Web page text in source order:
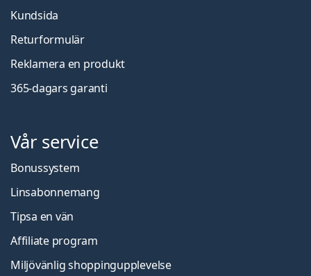
Kundsida
Returformulär
Reklamera en produkt
365-dagars garanti
Vår service
Bonussystem
Linsabonnemang
Tipsa en vän
Affiliate program
Miljövänlig shoppingupplevelse